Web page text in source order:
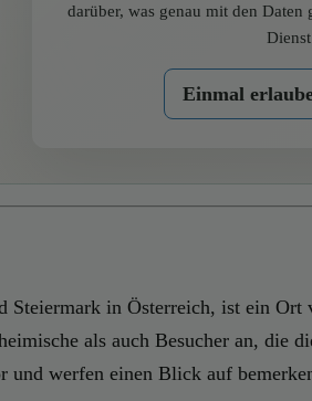
darüber, was genau mit den
Einmal
in Österreich, ist ein
als auch Besucher an, die
werfen einen Blick auf